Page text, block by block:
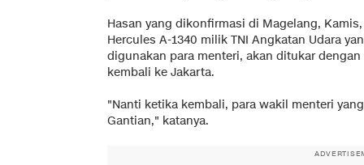
Hasan yang dikonfirmasi di Magelang,
Hercules A-1340 milik TNI Angkatan Udara
digunakan para menteri, akan ditukar
kembali ke Jakarta.
"Nanti ketika kembali, para wakil menteri
Gantian," katanya.